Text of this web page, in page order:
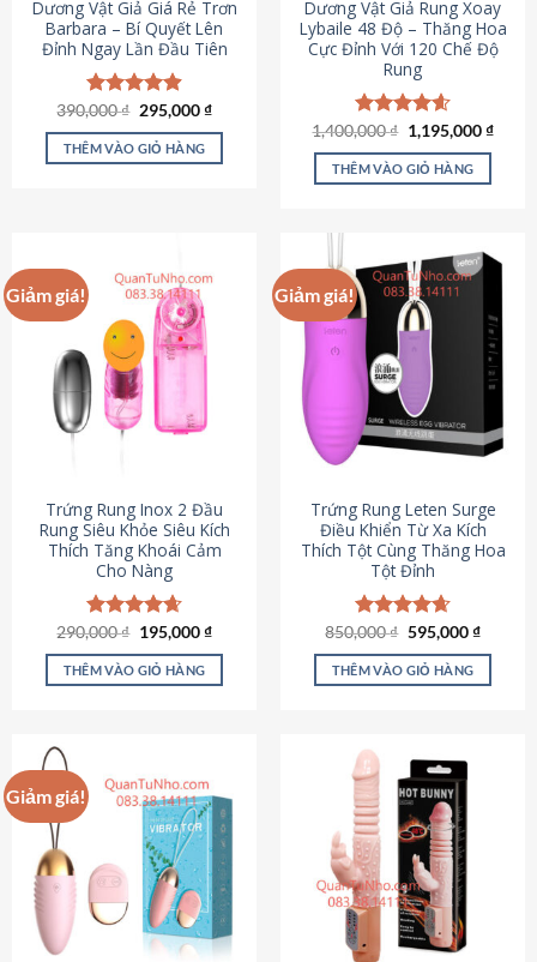
Dương Vật Giả Giá Rẻ Trơn
Barbara – Bí Quyết Lên
Đỉnh Ngay Lần Đầu Tiên
Được xếp
hạng4.90
5 sao
390,000₫ Giá
là:
390,000 ₫.
295,000₫Giá
tại
THÊM VÀO GIỎ HÀNG
Dương Vật Giả Rung Xoay
Lybaile 48 Độ – Thăng Hoa
Cực Đỉnh Với 120 Chế Độ
Rung
Được xếp
hạng4.62
5 sao
1,400,000₫ Giá
gốc
là:
1,400,000 ₫.
1,195,000₫Giá
THÊM VÀO GIỎ HÀNG
Giảm giá!
Trứng Rung Inox 2 Đầu
Rung Siêu Khỏe Siêu Kích
Thích Tăng Khoái Cảm
Cho Nàng
Được xếp
hạng4.64
5 sao
290,000₫ Giá
là:
290,000 ₫.
195,000₫Giá
tại
THÊM VÀO GIỎ HÀNG
Giảm giá!
Trứng Rung Leten Surge
Điều Khiển Từ Xa Kích
Thích Tột Cùng Thăng Hoa
Tột Đỉnh
Được xếp
hạng4.69
5 sao
850,000₫ Giá
là:
850,000 ₫.
595,000₫Giá
tại
THÊM VÀO GIỎ HÀNG
Giảm giá!